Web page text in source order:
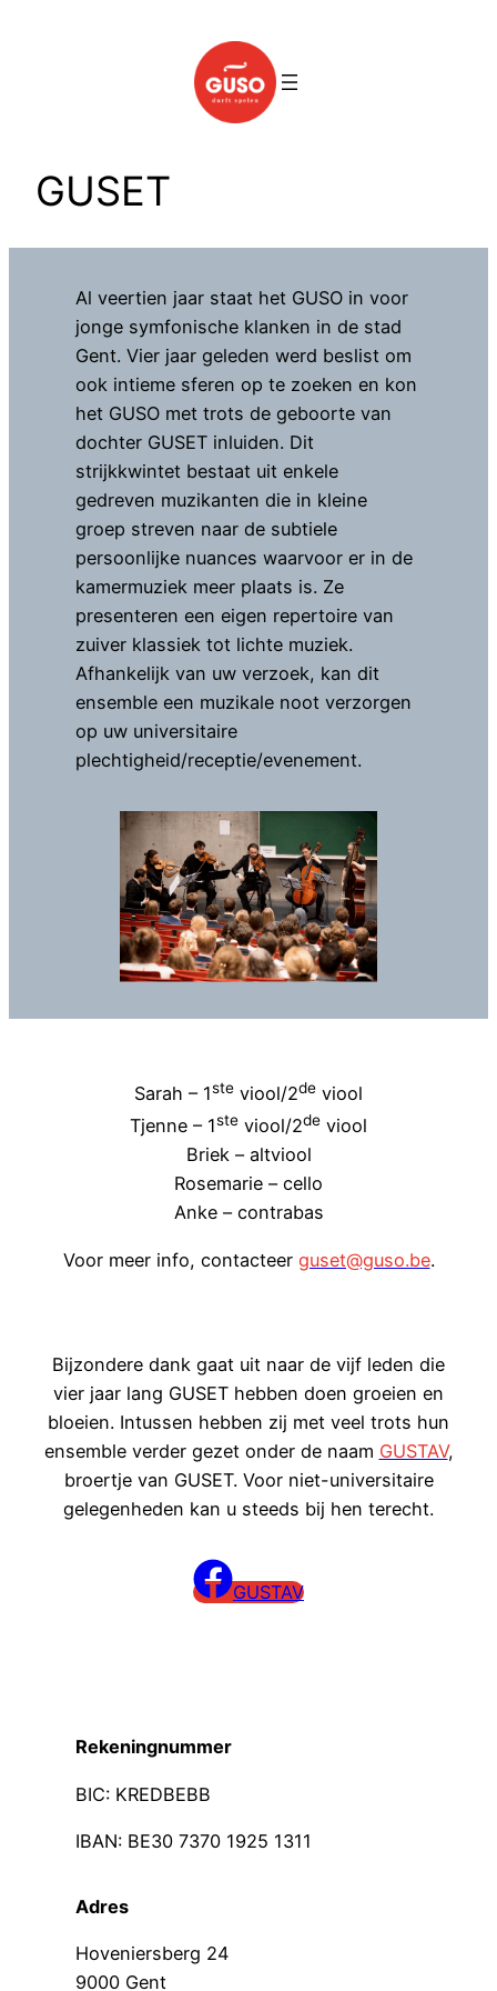
GUSET
Al veertien jaar staat het GUSO in voor
jonge symfonische klanken in de stad
Gent. Vier jaar geleden werd beslist om
ook intieme sferen op te zoeken en kon
het GUSO met trots de geboorte van
dochter GUSET inluiden. Dit
strijkkwintet bestaat uit enkele
gedreven muzikanten die in kleine
groep streven naar de subtiele
persoonlijke nuances waarvoor er in de
kamermuziek meer plaats is. Ze
presenteren een eigen repertoire van
zuiver klassiek tot lichte muziek.
Afhankelijk van uw verzoek, kan dit
ensemble een muzikale noot verzorgen
op uw universitaire
plechtigheid/receptie/evenement.
Sarah – 1ste viool/2de viool
Tjenne – 1ste viool/2de viool
Briek – altviool
Rosemarie – cello
Anke – contrabas
Voor meer info, contacteer guset@guso.be.
Bijzondere dank gaat uit naar de vijf leden die
vier jaar lang GUSET hebben doen groeien en
bloeien. Intussen hebben zij met veel trots hun
ensemble verder gezet onder de naam GUSTAV,
broertje van GUSET. Voor niet-universitaire
gelegenheden kan u steeds bij hen terecht.
GUSTAV
Rekeningnummer
BIC: KREDBEBB
IBAN: BE30 7370 1925 1311
Adres
Hoveniersberg 24
9000 Gent